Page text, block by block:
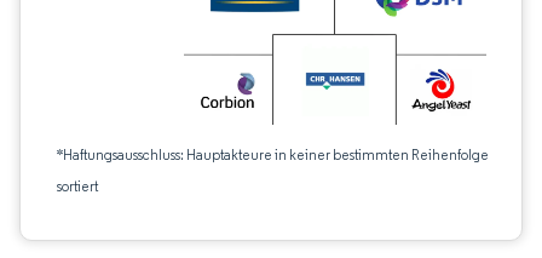
*Haftungsausschluss: Hauptakteure in keiner bestimmten Reihenfolge
sortiert